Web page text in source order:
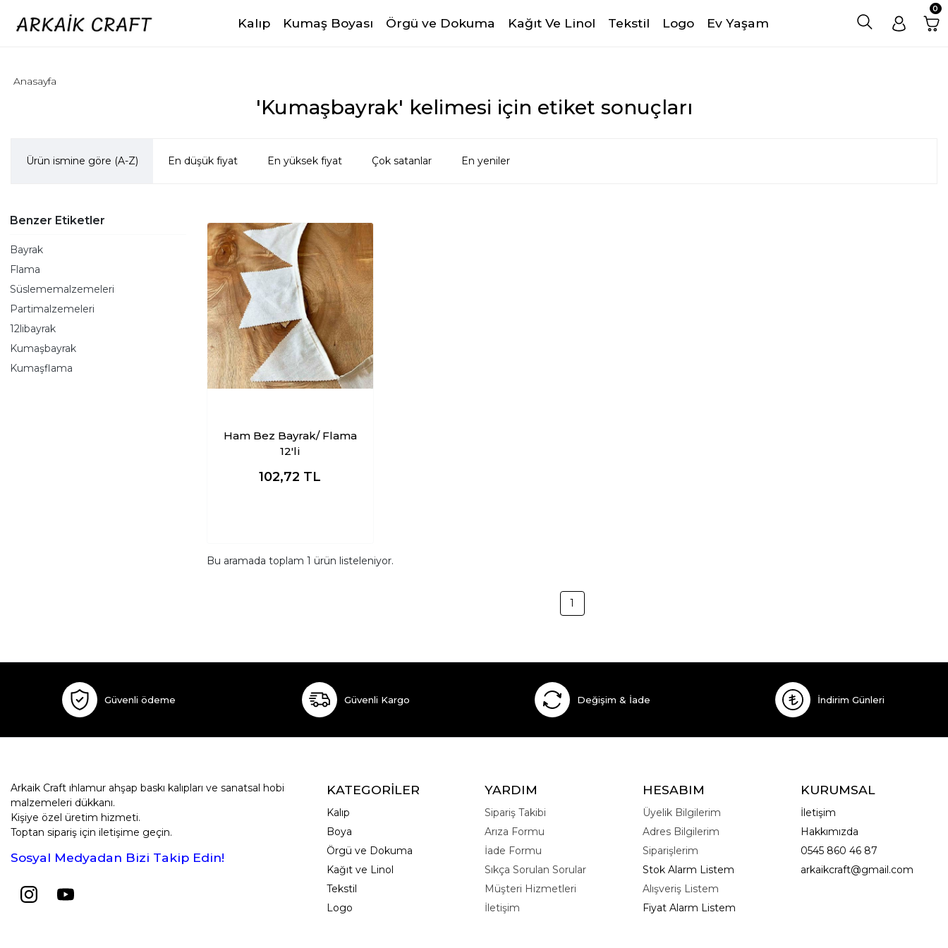
Kalıp Kumaş Boyası Örgü ve Dokuma Kağıt Ve Linol Tekstil Logo Ev Yaşam
0
'Kumaşbayrak' kelimesi için etiket sonuçları
Anasayfa
Ürün ismine göre (A-Z) En düşük fiyat En yüksek fiyat Çok satanlar En yeniler
Benzer Etiketler
Bayrak
Flama
Süslememalzemeleri
Partimalzemeleri
12libayrak
Kumaşbayrak
Kumaşflama
Ham Bez Bayrak/ Flama
12'li
102,72 TL
Bu aramada toplam 1 ürün listeleniyor.
1
Güvenli ödeme Güvenli Kargo Değişim & İade İndirim Günleri
Arkaik Craft ıhlamur ahşap baskı kalıpları ve sanatsal hobi
malzemeleri dükkanı.
Kişiye özel üretim hizmeti.
Toptan sipariş için iletişime geçin.
Sosyal Medyadan Bizi Takip Edin!
KATEGORİLER
Kalıp
Boya
Örgü ve Dokuma
Kağıt ve Linol
Tekstil
Logo
YARDIM
Sipariş Takibi
Arıza Formu
İade Formu
Sıkça Sorulan Sorular
Müşteri Hizmetleri
İletişim
HESABIM
Üyelik Bilgilerim
Adres Bilgilerim
Siparişlerim
Stok Alarm Listem
Alışveriş Listem
Fiyat Alarm Listem
KURUMSAL
İletişim
Hakkımızda
0545 860 46 87
arkaikcraft@gmail.com